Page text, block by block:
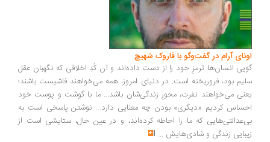
آرام در گفت‌وگو با فاروک شهیچ‭
انسان‌ها ترمزِ خود را از دست داده‌اند و آن کُدِ اخلاقی که نگهبان عقل
بود، فروریخته است. در دنیای امروز، همه می‌خواهند فاشیست باشند؛
می‌خواهند نفرت، محورِ زندگی‌شان باشد... ما با گوشت و پوست خود
کردیم «دیگری» بودن چه معنایی دارد... نوشتن پاسخی است به
که ما را احاطه کرده‌اند، و در عین حال، ستایشی است از
زندگی و شادی‌هایش...